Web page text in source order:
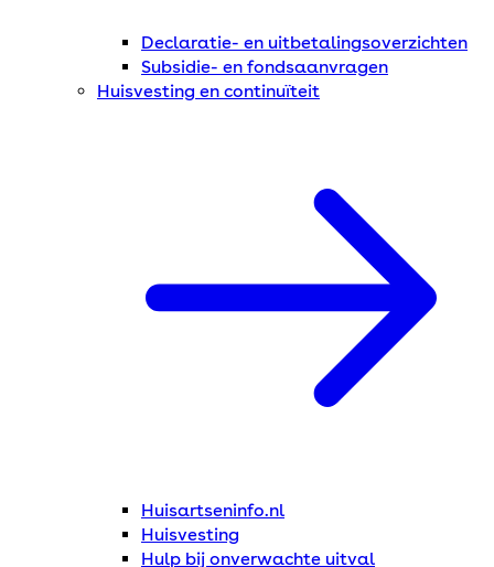
Declaratie- en uitbetalingsoverzichten
Subsidie- en fondsaanvragen
Huisvesting en continuïteit
Huisartseninfo.nl
Huisvesting
Hulp bij onverwachte uitval